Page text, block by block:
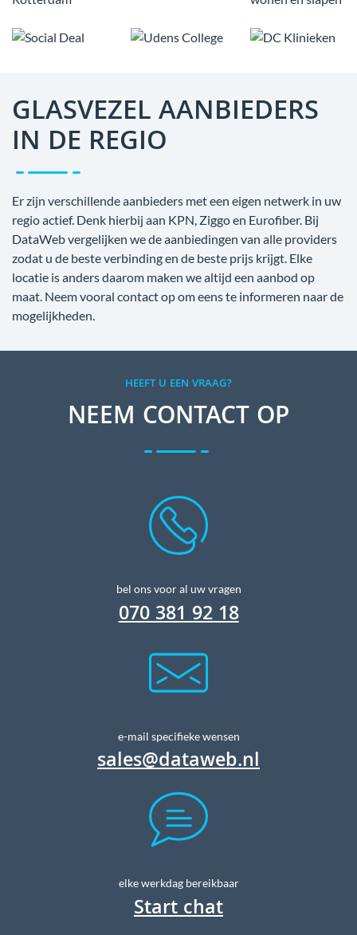
GLASVEZEL AANBIEDERS
IN DE REGIO
Er zijn verschillende aanbieders met een eigen netwerk in uw
regio actief. Denk hierbij aan KPN, Ziggo en Eurofiber. Bij
DataWeb vergelijken we de aanbiedingen van alle providers
zodat u de beste verbinding en de beste prijs krijgt. Elke
locatie is anders daarom maken we altijd een aanbod op
maat. Neem vooral contact op om eens te informeren naar de
mogelijkheden.
HEEFT U EEN VRAAG?
NEEM CONTACT OP
bel ons voor al uw vragen
070 381 92 18
e-mail specifieke wensen
sales@dataweb.nl
elke werkdag bereikbaar
Start chat